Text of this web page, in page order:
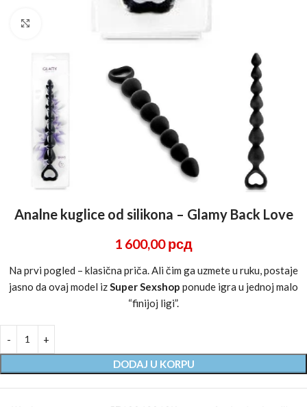
Analne kuglice od silikona – Glamy Back Love
1 600,00рсд
Na prvi pogled – klasična priča. Ali čim ga uzmete u ruku, postaje
jasno da ovaj model izSuper Sexshop ponude igra u jednoj malo
“finijoj ligi”.
DODAJ U KORPU